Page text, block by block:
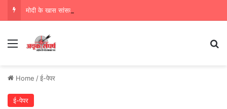
Menu
Home /ई-पेपर
ई-पेपर